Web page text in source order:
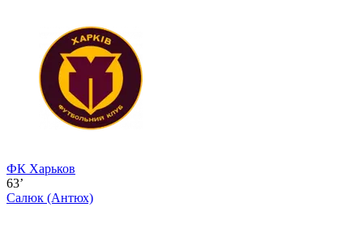
ФК Харьков
63’
Салюк (Антюх)